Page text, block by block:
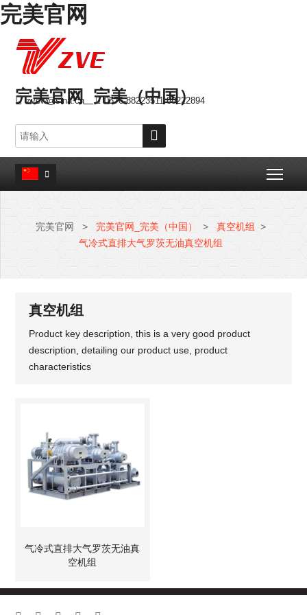
完美官网
完美官网_完美（中国）
 zvew@sina.cn  0576-88223511 88222894


完美官网 > 完美官网_完美（中国） > 真空机组
>
气冷式直排大气罗茨无油真空机组
真空机组
Product key description, this is a very good product
description, detailing our product use, product
characteristics
气冷式直排大气罗茨无油真
空机组